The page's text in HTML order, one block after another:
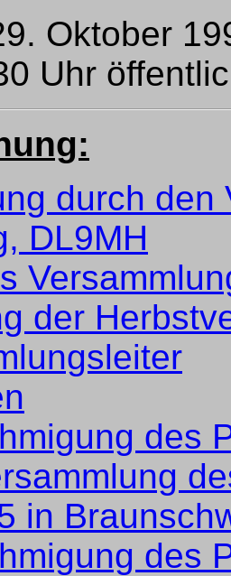
Oktober
Uhr
durch den
DL9MH
der
des
in
des